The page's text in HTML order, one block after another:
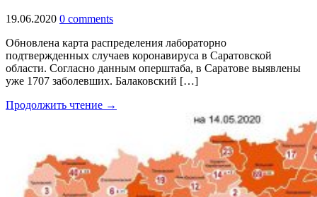
19.06.2020 0 comments
Обновлена карта распределения лабораторно
подтвержденных случаев коронавируса в Саратовской
области. Согласно данным оперштаба, в Саратове выявлены
уже 1707 заболевших. Балаковский […]
Продолжить чтение →